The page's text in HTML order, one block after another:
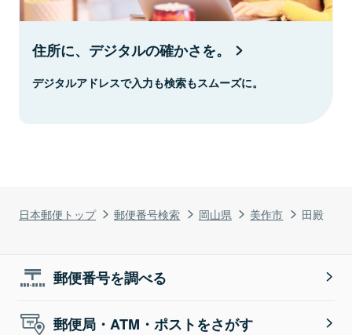
日本郵便トップ 郵便番号検索 岡山県 美作市 田殿
住所に、デジタルの確かさを。
デジタルアドレスで入力も検索もスムーズに。
郵便番号を調べる
郵便局・ATM・ポストをさがす